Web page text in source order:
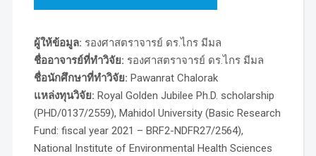
ผู้ให้ข้อมูล: รองศาสตราจารย์ ดร.ไกร มีมล
ชื่ออาจารย์ที่ทำวิจัย: รองศาสตราจารย์ ดร.ไกร มีมล
ชื่อนักศึกษาที่ทำวิจัย: Pawanrat Chalorak
แหล่งทุนวิจัย: Royal Golden Jubilee Ph.D. scholarship
(PHD/0137/2559), Mahidol University (Basic Research
Fund: fiscal year 2021 – BRF2-NDFR27/2564),
National Institute of Environmental Health Sciences